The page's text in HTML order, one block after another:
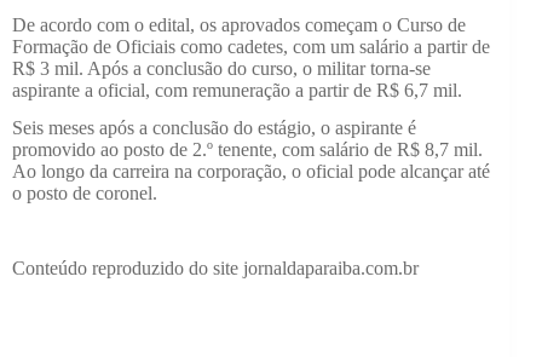
De acordo com o edital, os aprovados começam o Curso de
Formação de Oficiais como cadetes, com um salário a partir de
R$ 3 mil. Após a conclusão do curso, o militar torna-se
aspirante a oficial, com remuneração a partir de R$ 6,7 mil.
Seis meses após a conclusão do estágio, o aspirante é
promovido ao posto de 2.º tenente, com salário de R$ 8,7 mil.
Ao longo da carreira na corporação, o oficial pode alcançar até
o posto de coronel.
Conteúdo reproduzido do site jornaldaparaiba.com.br